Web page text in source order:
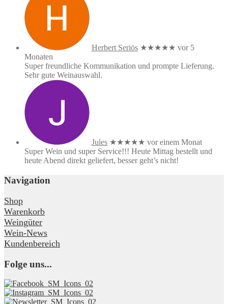
Herbert Seriös ★★★★★ vor 5
Monaten
Super freundliche Kommunikation und prompte Lieferung.
Sehr gute Weinauswahl.
Jules ★★★★★ vor einem Monat
Super Wein und super Service!!! Heute Mittag bestellt und
heute Abend direkt geliefert, besser geht’s nicht!
Navigation
Shop
Warenkorb
Weingüter
Wein-News
Kundenbereich
Folge uns...